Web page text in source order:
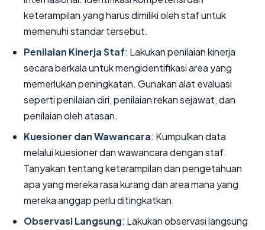
keterampilan yang harus dimiliki oleh staf untuk
memenuhi standar tersebut.
Penilaian Kinerja Staf: Lakukan penilaian kinerja
secara berkala untuk mengidentifikasi area yang
memerlukan peningkatan. Gunakan alat evaluasi
seperti penilaian diri, penilaian rekan sejawat, dan
penilaian oleh atasan.
Kuesioner dan Wawancara: Kumpulkan data
melalui kuesioner dan wawancara dengan staf.
Tanyakan tentang keterampilan dan pengetahuan
apa yang mereka rasa kurang dan area mana yang
mereka anggap perlu ditingkatkan.
Observasi Langsung: Lakukan observasi langsung